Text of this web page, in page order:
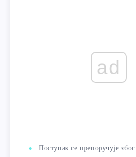
ad
Поступак се препоручује